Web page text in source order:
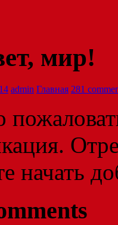
мир!
admin Главная 281
начать